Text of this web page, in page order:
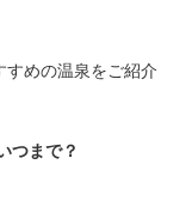
めの温泉をご紹介
つまで？